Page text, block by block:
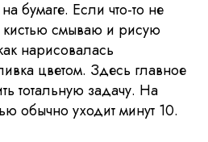
бумаге. Если что-то не
кистью смываю и рисую
нарисовалась
цветом. Здесь главное
тотальную задачу. На
обычно уходит минут 10.